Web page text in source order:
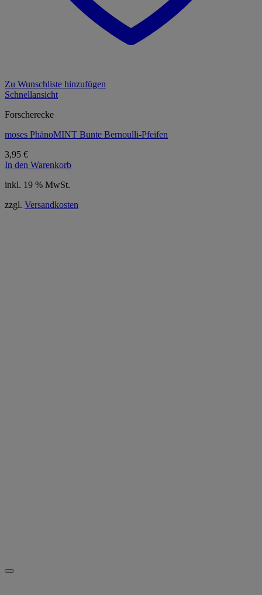
Zu Wunschliste hinzufügen
Schnellansicht
Forscherecke
moses PhänoMINT Bunte Bernoulli-Pfeifen
3,95 €
In den Warenkorb
inkl. 19 % MwSt.
zzgl. Versandkosten